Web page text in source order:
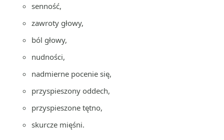
senność,
zawroty głowy,
ból głowy,
nudności,
nadmierne pocenie się,
przyspieszony oddech,
przyspieszone tętno,
skurcze mięśni.